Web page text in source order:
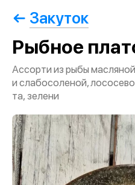
Закуток
Рыбное
Ассорти из рыбы
и слабосоленой,
та, зелени